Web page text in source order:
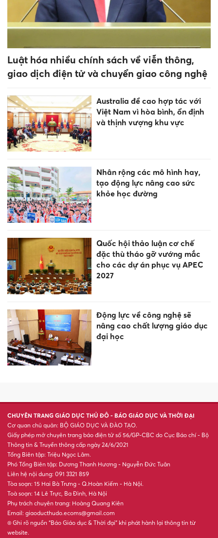
Bộ trưởng Hoàng Minh Sơn:
TP HCM cần cơ chế vượt trội
thái đào tạo nhân lực chất
lượng cao người dân tộc thiểu
số
các khoản thu trong trường
công lập
giáo dục nghề nghiệp Đại Việt
Đà Nẵng
nâng cao chất lượng giáo dục
đại học
Bộ GD&ĐT hướng dẫn rèn
luyện thể chất, thực hành
nghệ thuật trong nhà trường
Đỉnh Đồng cao cấp Đệ Nhất